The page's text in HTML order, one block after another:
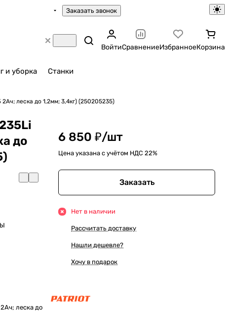
Заказать звонок
ВойтиСравнениеИзбранноеКорзина
и уборка Станки
2Ач; леска до 1,2мм; 3,4кг) (250205235)
до
леска до
6 850 ₽/шт
Цена указана с учётом НДС 22%
Заказать
Нет в наличии
Рассчитать доставку
Нашли дешевле?
Хочу в подарок